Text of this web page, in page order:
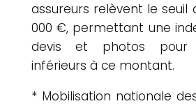
assureurs relèvent le seuil
000 €, permettant une
devis et photos pour
inférieurs à ce montant.
* Mobilisation nationale